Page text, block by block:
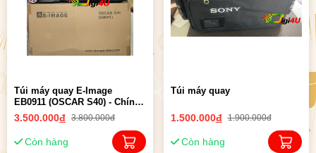
Túi máy quay E-Image
EB0911 (OSCAR S40) - Chính
hãng
3.500.000đ 3.800.000đ
Còn hàng
Túi máy quay
1.500.000đ 1.900.000đ
Còn hàng